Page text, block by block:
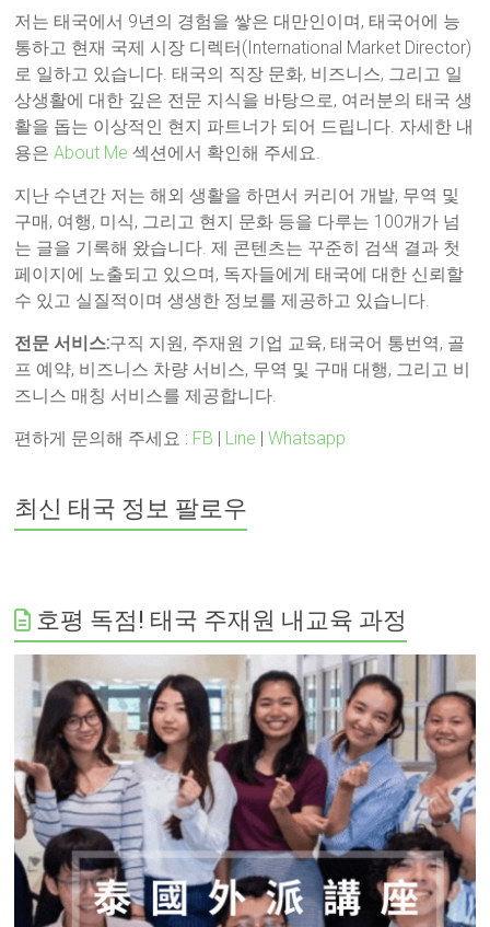
저는 태국에서 9년의 경험을 쌓은 대만인이며, 태국어에 능
통하고 현재 국제 시장 디렉터(International Market Director)
로 일하고 있습니다. 태국의 직장 문화, 비즈니스, 그리고 일
상생활에 대한 깊은 전문 지식을 바탕으로, 여러분의 태국 생
활을 돕는 이상적인 현지 파트너가 되어 드립니다. 자세한 내
용은About Me 섹션에서 확인해 주세요.
지난 수년간 저는 해외 생활을 하면서 커리어 개발, 무역 및
구매, 여행, 미식, 그리고 현지 문화 등을 다루는 100개가 넘
는 글을 기록해 왔습니다. 제 콘텐츠는 꾸준히 검색 결과 첫
페이지에 노출되고 있으며, 독자들에게 태국에 대한 신뢰할
수 있고 실질적이며 생생한 정보를 제공하고 있습니다.
전문 서비스:구직 지원, 주재원 기업 교육, 태국어 통번역, 골
프 예약, 비즈니스 차량 서비스, 무역 및 구매 대행, 그리고 비
즈니스 매칭 서비스를 제공합니다.
편하게 문의해 주세요 : FB | Line |Whatsapp
최신 태국 정보 팔로우
호평 독점! 태국 주재원 내교육 과정